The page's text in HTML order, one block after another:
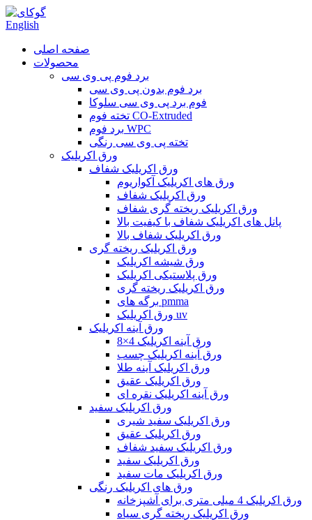
English
صفحه اصلی
محصولات
برد فوم پی وی سی
برد فوم بدون پی وی سی
فوم برد پی وی سی سلوکا
تخته فوم CO-Extruded
برد فوم WPC
تخته پی وی سی رنگی
ورق اکریلیک
ورق اکریلیک شفاف
ورق های اکریلیک آکواریوم
ورق اکریلیک شفاف
ورق اکریلیک ریخته گری شفاف
پانل های اکریلیک شفاف با کیفیت بالا
ورق اکریلیک شفاف بالا
ورق اکریلیک ریخته گری
ورق شیشه اکریلیک
ورق پلاستیکی اکریلیک
ورق اکریلیک ریخته گری
برگه های pmma
ورق اکریلیک uv
ورق آینه اکریلیک
ورق آینه اکریلیک 4×8
ورق آینه اکریلیک چسب
ورق اکریلیک آینه طلا
ورق اکریلیک عقیق
ورق آینه اکریلیک نقره ای
ورق اکریلیک سفید
ورق اکریلیک سفید شیری
ورق اکریلیک عقیق
ورق اکریلیک سفید شفاف
ورق اکریلیک سفید
ورق اکریلیک مات سفید
ورق های اکریلیک رنگی
ورق اکریلیک 4 میلی متری برای آشپزخانه
ورق اکریلیک ریخته گری سیاه